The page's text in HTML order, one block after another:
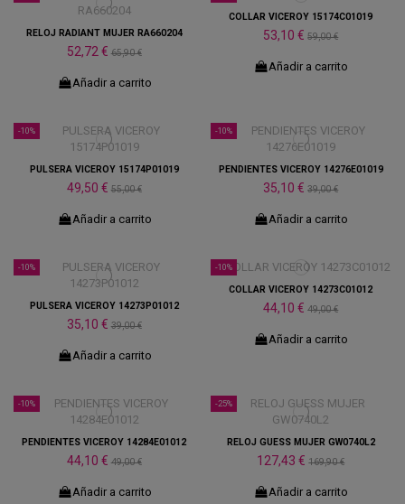
RELOJ RADIANT MUJER RA660204
52,72 € 65,90 €
Añadir a carrito
COLLAR VICEROY 15174C01019
53,10 €59,00 €
Añadir a carrito
-10%
PULSERA VICEROY 15174P01019
49,50 € 55,00 €
Añadir a carrito
-10%
PENDIENTES VICEROY 14276E01019
35,10 €39,00 €
Añadir a carrito
-10%
PULSERA VICEROY 14273P01012
35,10 € 39,00 €
Añadir a carrito
-10%
COLLAR VICEROY 14273C01012
44,10 €49,00 €
Añadir a carrito
-10%
PENDIENTES VICEROY 14284E01012
44,10 € 49,00 €
Añadir a carrito
-25%
RELOJ GUESS MUJER GW0740L2
127,43 €169,90 €
Añadir a carrito